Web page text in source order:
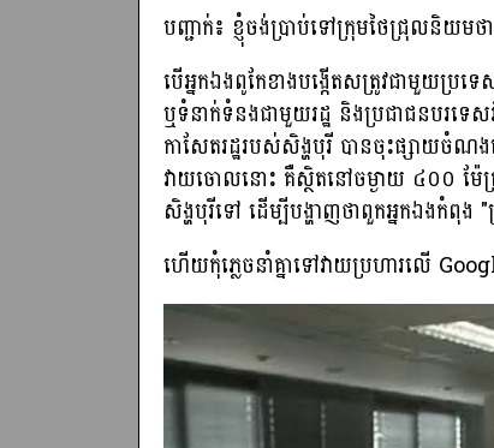
បញ្ជាក់៖ ខ្ញុំចង់ប្រាប់ទៅក្រុមថៃជ្រុលនិយមថា
បើអ្នកឯងពូកែខាងបង្កើតសត្រូវជាមួយប្រ
ឬទំនាក់ទំនងជាមួយរដ្ឋ និងប្រជាជនប
កាសែតរដ្ឋរបស់សិង្ហបុរី បានចុះផ្សាយចំ
វាយចោលនោះ គឺស្ថិតនៅចម្ងាយ ៤០០ ម៉ែត្រ
សិង្ហបុរីទៅ ដើម្បីបង្ហាញថាពួកអ្នកឯងកំពុង
ហើយកុំភ្លេចនាំគ្នាទៅវាយប្រហារលើ